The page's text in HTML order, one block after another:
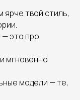
ярче твой стиль,
— это про
мгновенно
модели — те,